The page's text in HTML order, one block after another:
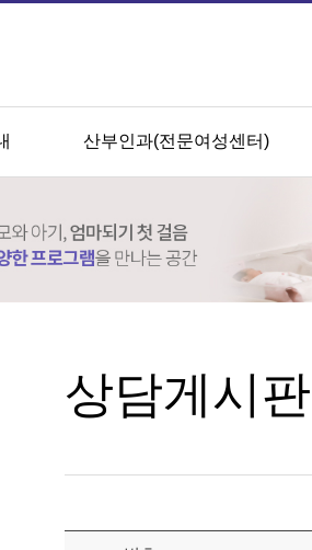
산부인과(전문여성센터)
상담게시판